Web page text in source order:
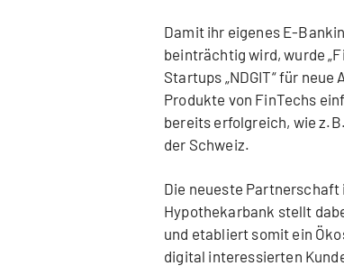
Damit ihr eigenes E-
beinträchtig wird, wurde
Startups „NDGIT“ für
Produkte von FinTechs
bereits erfolgreich, wie
der Schweiz.
Die neueste Partnerschaft
Hypothekarbank stellt
und etabliert somit ein
digital interessierten